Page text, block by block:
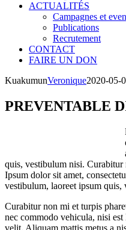
ACTUALITÉS
Campagnes et
Publications
Recrutement
CONTACT
FAIRE UN DON
KuakumunVeronique2020-05-
PREVENTABLE
quis, vestibulum nisi. Curabitur
Ipsum dolor sit amet,
vestibulum, laoreet ipsum quis,
Curabitur non mi et turpis
nec commodo vehicula, nisi
velit. Aliquam mattis metus a